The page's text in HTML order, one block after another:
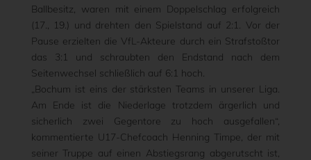
Ballbesitz, waren mit einem Doppelschlag erfolgreich
(17., 19.) und drehten den Spielstand auf 2:1. Vor der
Pause erzielten die VfL-Akteure durch ein Strafstoßtor
das 3:1 und schraubten den Endstand nach dem
Seitenwechsel schließlich auf 6:1 hoch.
„Bochum ist eins der stärksten Teams in unserer Liga.
Am Ende ist die Niederlage trotzdem ärgerlich und
sicherlich zwei Gegentore zu hoch ausgefallen“,
kommentierte U17-Chefcoach Henning Timpe, der mit
seiner Truppe auf einen Abstiegsrang abgerutscht ist,